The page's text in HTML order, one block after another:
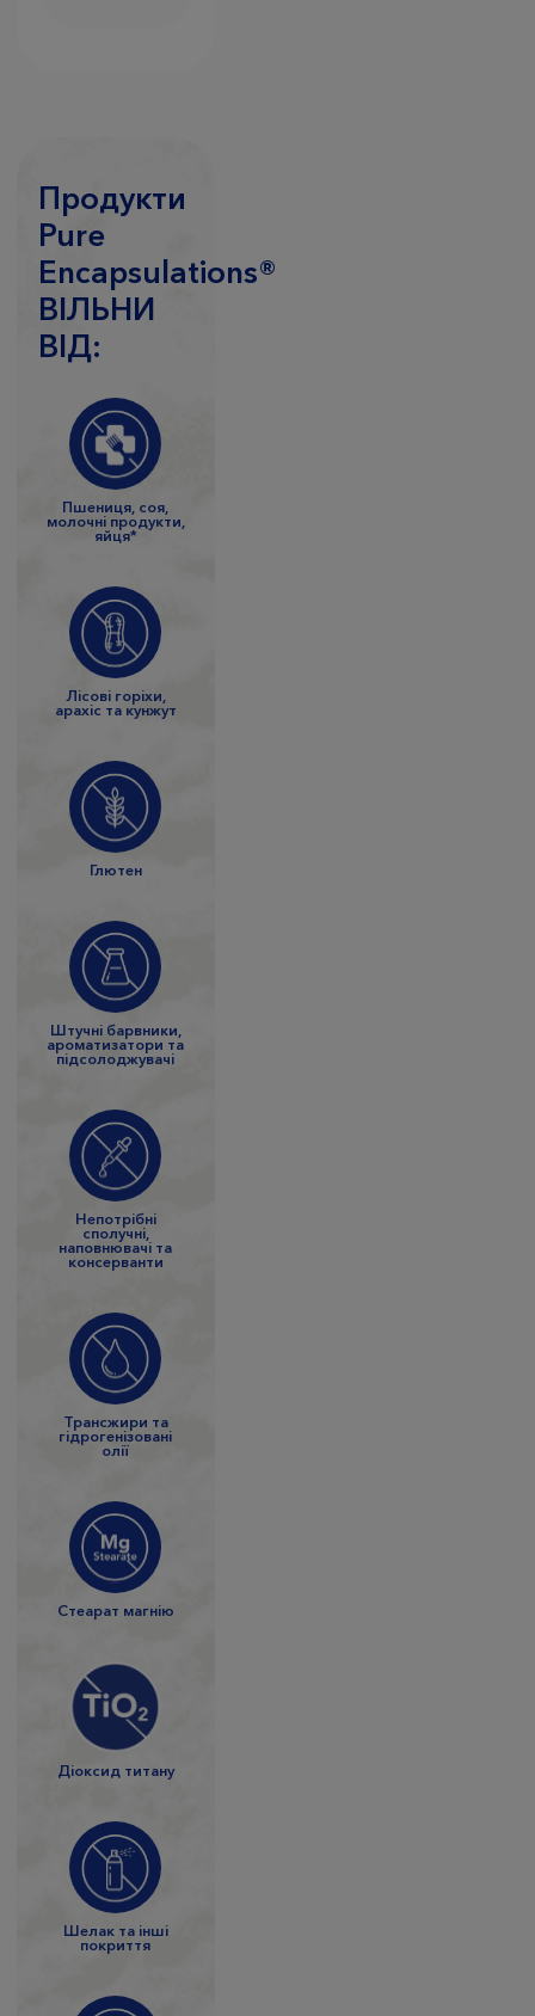
Продукти
Pure
Encapsulations®
ВIЛЬНИ
ВIД:
Пшениця, соя,
молочні продукти,
яйця*
Лісові горіхи,
арахіс та кунжут
Глютен
Штучні барвники,
ароматизатори та
підсолоджувачі
Непотрібні
сполучні,
наповнювачі та
консерванти
Трансжири та
гідрогенізовані
олії
Стеарат магнію
Діоксид титану
Шелак та інші
покриття